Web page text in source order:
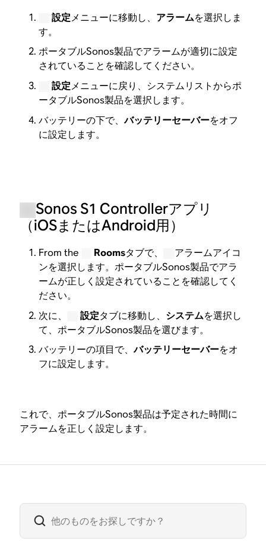
設定メニューに移動し、 アラームを選択しま
す。
ポータブルSonos製品でアラームが適切に設定
されていることを確認してください。
設定メニューに戻り、システムリストからポ
ータブルSonos製品を選択します。
バッテリーの下で、バッテリーセーバーをオフ
に設定します。
Sonos S1 Controllerアプリ
（iOSまたはAndroid用）
From the Roomsタブで、
アラームアイコ
ンを選択します。ポータブルSonos製品でアラ
ームが正しく設定されていることを確認してく
ださい。
次に、
設定タブに移動し、 システムを選択し
て、ポータブルSonos製品を選びます。
バッテリーの項目で、バッテリーセーバーをオ
フに設定します。
これで、ポータブルSonos製品は予定された時間に
アラームを正しく設定します。